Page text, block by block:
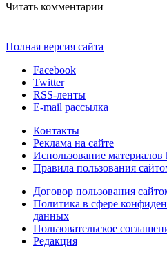
Читать комментарии
Полная версия сайта
Facebook
Twitter
RSS-ленты
E-mail рассылка
Контакты
Реклама на сайте
Использование материалов
Правила пользования
Договор пользования
Политика в сфере
данных
Пользовательское
Редакция